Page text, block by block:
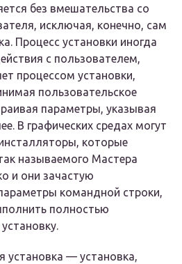
без вмешательства со
исключая, конечно, сам
Процесс установки иногда
с пользователем,
процессом установки,
пользовательское
параметры, указывая
В графических средах могут
которые
называемого Мастера
и они зачастую
командной строки,
полностью
установка — установка,